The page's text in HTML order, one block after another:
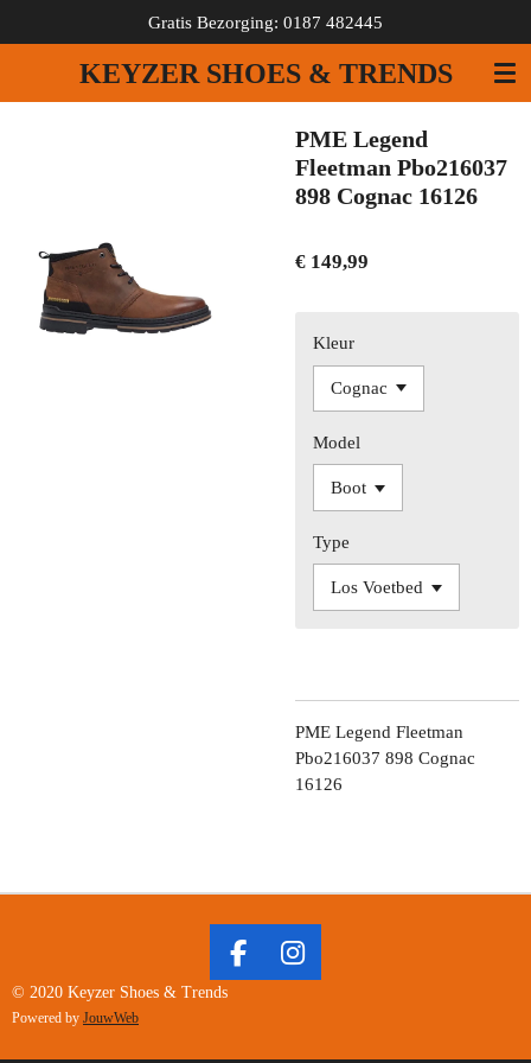
direct
de
KEYZER SHOES & TRENDS
Gratis Bezorging: 0187 482445
PME Legend
Fleetman Pbo216037
898 Cognac 16126
€ 149,99
Kleur
Model
Type
PME Legend Fleetman
Pbo216037 898 Cognac
16126
F
I
© 2020 Keyzer Shoes & Trends
Powered by JouwWeb